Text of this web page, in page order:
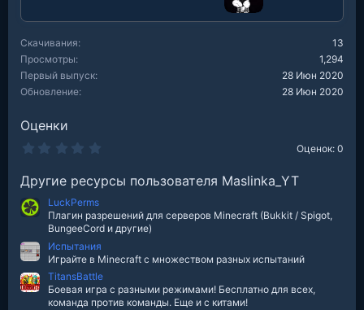
Скачивания
13
Просмотры
1,294
Первый выпуск
28 Июн 2020
Обновление
28 Июн 2020
Оценки
0
з
е
з
Оценок: 0
Другие ресурсы пользователя Maslinka_YT
LuckPerms
Плагин разрешений для серверов Minecraft (Bukkit / Spigot,
BungeeCord и другие)
Испытания
Играйте в Minecraft с множеством разных испытаний
TitansBattle
Боевая игра с разными режимами! Бесплатно для всех,
команда против команды. Еще и с китами!